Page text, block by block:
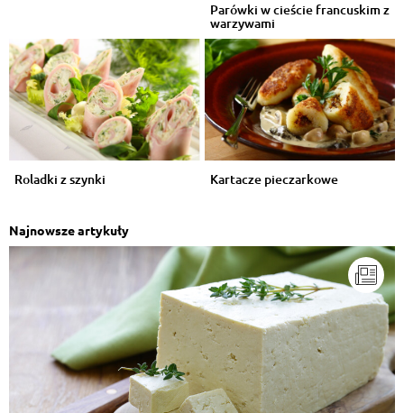
Parówki w cieście francuskim z
warzywami
Roladki z szynki Kartacze pieczarkowe
Najnowsze artykuły